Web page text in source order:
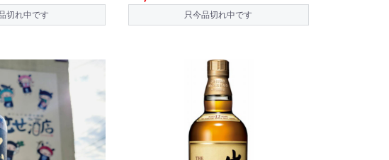
切れ中です 只今品切れ中です